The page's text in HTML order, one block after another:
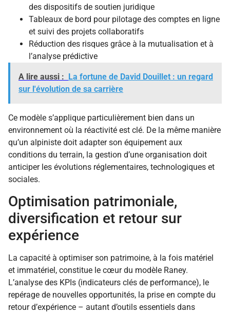
des dispositifs de soutien juridique
Tableaux de bord pour pilotage des comptes en ligne
et suivi des projets collaboratifs
Réduction des risques grâce à la mutualisation et à
l’analyse prédictive
A lire aussi : La fortune de David Douillet : un regard
sur l'évolution de sa carrière
Ce modèle s’applique particulièrement bien dans un
environnement où la réactivité est clé. De la même manière
qu’un alpiniste doit adapter son équipement aux
conditions du terrain, la gestion d’une organisation doit
anticiper les évolutions réglementaires, technologiques et
sociales.
Optimisation patrimoniale,
diversification et retour sur
expérience
La capacité à optimiser son patrimoine, à la fois matériel
et immatériel, constitue le cœur du modèle Raney.
L’analyse des KPIs (indicateurs clés de performance), le
repérage de nouvelles opportunités, la prise en compte du
retour d’expérience – autant d’outils essentiels dans